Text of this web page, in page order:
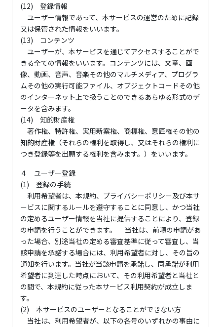
(12) 登録情報
ユーザー情報であって、本サービスの運営のために記録
又は保管された情報をいいます。
(13) コンテンツ
ユーザーが、本サービスを通じてアクセスすることがで
きる全ての情報をいいます。コンテンツには、文章、画
像、動画、音声、音楽その他のマルチメディア、プログラ
ムその他の実行可能ファイル、オブジェクトコードその他
のインターネット上で扱うことのできるあらゆる形式のデ
ータを含みます。
(14) 知的財産権
著作権、特許権、実用新案権、商標権、意匠権その他の
知的財産権（それらの権利を取得し、又はそれらの権利に
つき登録等を出願する権利を含みます。）をいいます。
４ ユーザー登録
(1) 登録の手続
利用希望者は、本規約、プライバシーポリシー及び本サ
ービスに関するルールを遵守することに同意し、かつ当社
の定めるユーザー情報を当社に提供することにより、登録
の申請を行うことができます。 当社は、前項の申請があ
った場合、別途当社の定める審査基準に従って審査し、当
該申請を承諾する場合には、利用希望者に対し、その旨の
通知を行います。当社が当該申請を承諾し、同承諾が利用
希望者に到達した時点において、その利用希望者と当社と
の間で、本規約に従った本サービス利用契約が成立しま
す。
(2) 本サービスのユーザーとなることができない方
当社は、利用希望者が、以下の各号のいずれかの事由に